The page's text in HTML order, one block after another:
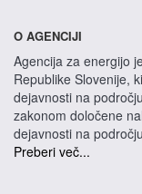
O AGENCIJI
Agencija za energijo
Republike Slovenije,
dejavnosti na
zakonom določene
dejavnosti na
Preberi več...